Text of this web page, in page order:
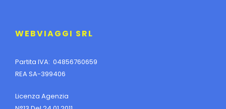
WEBVIAGGI SRL
Partita IVA: 04856760659
REA SA-399406
Licenza Agenzia